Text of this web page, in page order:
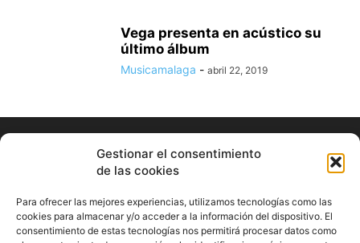
Gestionar el consentimiento
de las cookies
Para ofrecer las mejores experiencias, utilizamos tecnologías como las
cookies para almacenar y/o acceder a la información del dispositivo. El
consentimiento de estas tecnologías nos permitirá procesar datos como
Vega presenta en acústico su
último álbum
Musicamalaga - abril 22, 2019
ABOUT US